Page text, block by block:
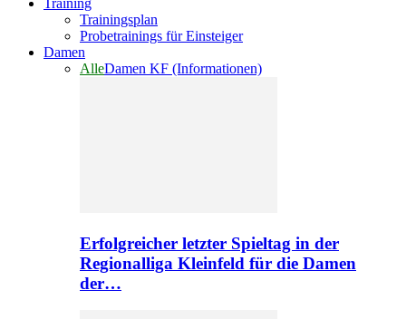
Training
Trainingsplan
Probetrainings für Einsteiger
Damen
AlleDamen KF (Informationen)
Erfolgreicher letzter Spieltag in der
Regionalliga Kleinfeld für die Damen
der…